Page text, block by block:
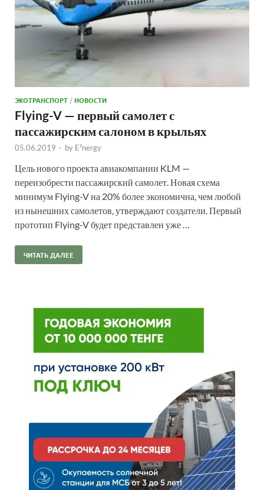
ЭКОТРАНСПОРТ /НОВОСТИ
Flying-V — первый самолет с
пассажирским салоном в крыльях
05.06.2019 - by E²nergy
Цель нового проекта авиакомпании KLM —
переизобрести пассажирский самолет. Новая схема
минимум Flying-V на 20% более экономична, чем любой
из нынешних самолетов, утверждают создатели. Первый
прототип Flying-V будет представлен уже …
ЧИТАТЬ ДАЛЕЕ